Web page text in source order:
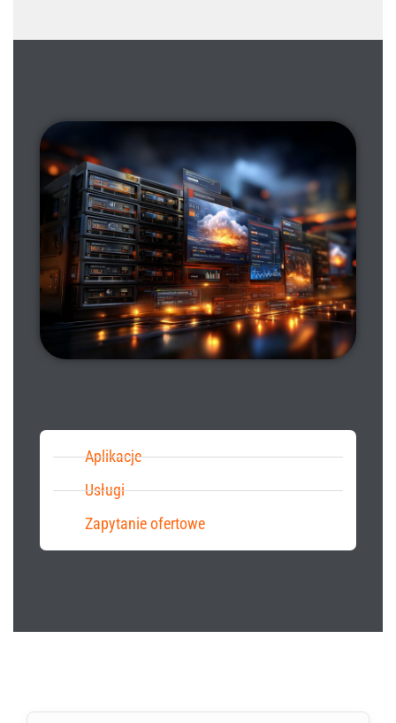
Aplikacje
Usługi
Zapytanie ofertowe